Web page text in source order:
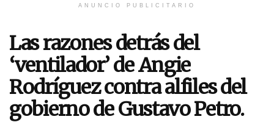
ANUNCIO PUBLICITARIO
Las razones detrás del
‘ventilador’ de Angie
Rodríguez contra alfiles del
gobierno de Gustavo Petro.